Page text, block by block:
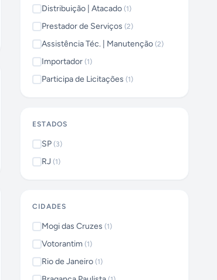
Distribuição | Atacado (1)
Prestador de Serviços (2)
Assistência Téc. | Manutenção (2)
Importador (1)
Participa de Licitações (1)
ESTADOS
SP (3)
RJ (1)
CIDADES
Mogi das Cruzes (1)
Votorantim (1)
Rio de Janeiro (1)